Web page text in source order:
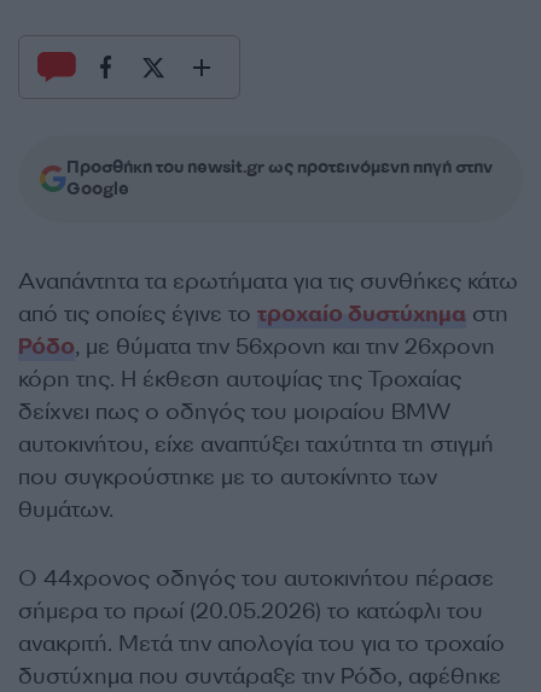
Προσθήκη του newsit.gr ως προτεινόμενη πηγή στην
Google
Αναπάντητα τα ερωτήματα για τις συνθήκες κάτω
από τις οποίες έγινε το τροχαίο δυστύχημα στη
Ρόδο, με θύματα την 56χρονη και την 26χρονη
κόρη της. Η έκθεση αυτοψίας της Τροχαίας
δείχνει πως ο οδηγός του μοιραίου BMW
αυτοκινήτου, είχε αναπτύξει ταχύτητα τη στιγμή
που συγκρούστηκε με το αυτοκίνητο των
θυμάτων.
Ο 44χρονος οδηγός του αυτοκινήτου πέρασε
σήμερα το πρωί (20.05.2026) το κατώφλι του
ανακριτή. Μετά την απολογία του για το τροχαίο
δυστύχημα που συντάραξε την Ρόδο, αφέθηκε